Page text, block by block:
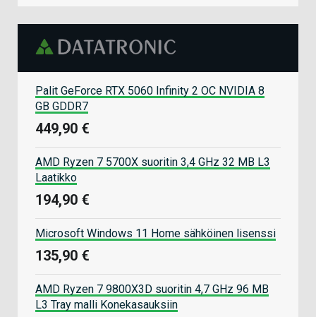
Palit GeForce RTX 5060 Infinity 2 OC NVIDIA 8
GB GDDR7
449,90 €
AMD Ryzen 7 5700X suoritin 3,4 GHz 32 MB L3
Laatikko
194,90 €
Microsoft Windows 11 Home sähköinen lisenssi
135,90 €
AMD Ryzen 7 9800X3D suoritin 4,7 GHz 96 MB
L3 Tray malli Konekasauksiin